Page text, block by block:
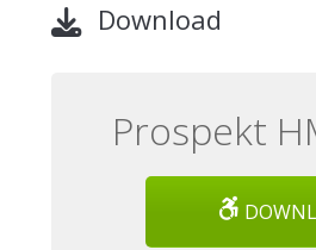
Download
Prospekt